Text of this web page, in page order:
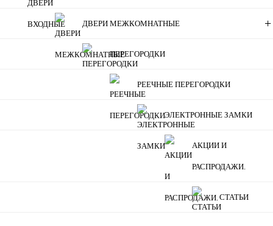
+
ДВЕРИ МЕЖКОМНАТНЫЕ
ПЕРЕГОРОДКИ
РЕЕЧНЫЕ ПЕРЕГОРОДКИ
ЭЛЕКТРОННЫЕ ЗАМКИ
АКЦИИ И
РАСПРОДАЖИ.
СТАТЬИ